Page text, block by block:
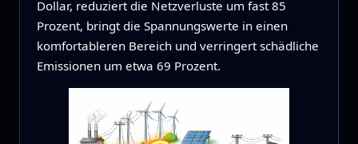
Dollar, reduziert die Netzverluste um fast 85
Prozent, bringt die Spannungswerte in einen
komfortableren Bereich und verringert schädliche
Emissionen um etwa 69 Prozent.